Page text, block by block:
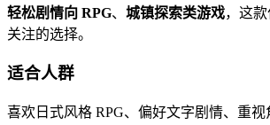
轻松剧情向 RPG、 城镇探索类游戏，这
关注的选择。
适合人群
喜欢日式风格 RPG、偏好文字剧情、重